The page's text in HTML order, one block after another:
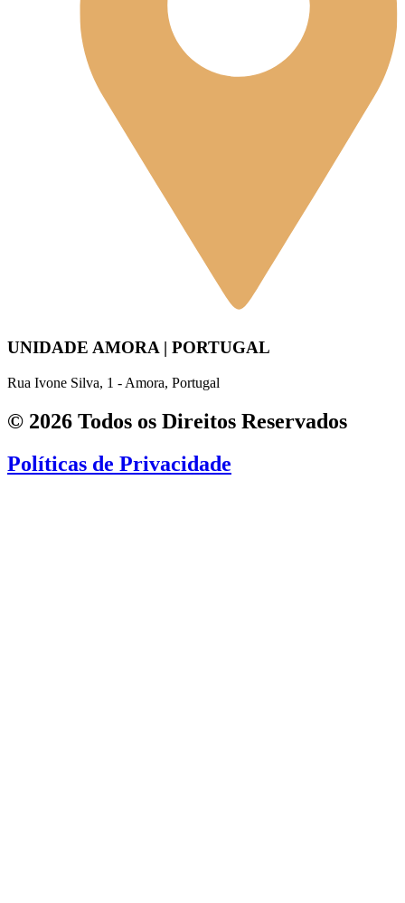
UNIDADE AMORA | PORTUGAL
Rua Ivone Silva, 1 - Amora, Portugal
© 2026 Todos os Direitos Reservados
Políticas de Privacidade